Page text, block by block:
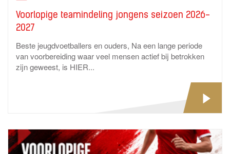
Voorlopige teamindeling jongens seizoen 2026-
2027
Beste jeugdvoetballers en ouders, Na een lange periode
van voorbereiding waar veel mensen actief bij betrokken
zijn geweest, is HIER...